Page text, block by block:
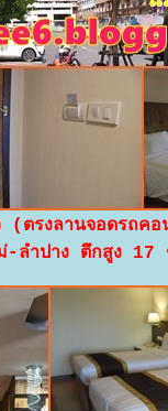
ว (ตรงลานจอดร
หม่-ลำปาง ตึกสูง